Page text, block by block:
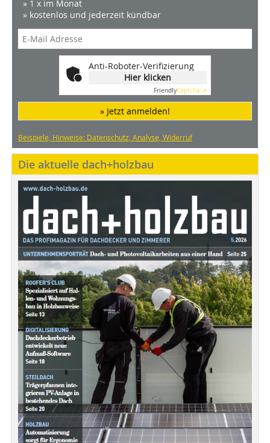
» 1 x im Monat
» kostenlos und jederzeit kündbar
Anti-Roboter-Verifizierung
Hier klicken
FriendlyCaptcha ⇗
» Jetzt anmelden!
Beispiele, Hinweise: Datenschutz, Analyse, Widerruf
Die aktuelle dach+holzbau